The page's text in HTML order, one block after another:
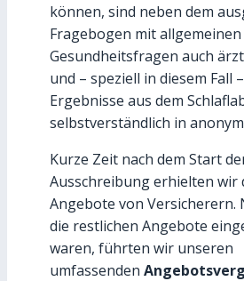
können, sind neben dem
Fragebogen mit allgemeinen
Gesundheitsfragen auch
und – speziell in diesem Fall
Ergebnisse aus dem
selbstverständlich in
Kurze Zeit nach dem Start
Ausschreibung erhielten wir
Angebote von Versicherern.
die restlichen Angebote
waren, führten wir unseren
umfassenden